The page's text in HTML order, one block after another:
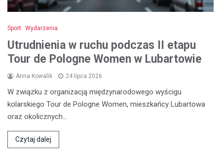
Sport Wydarzenia
Utrudnienia w ruchu podczas II etapu
Tour de Pologne Women w Lubartowie
Anna Kowalik 24 lipca 2026
W związku z organizacją międzynarodowego wyścigu
kolarskiego Tour de Pologne Women, mieszkańcy Lubartowa
oraz okolicznych…
Czytaj dalej